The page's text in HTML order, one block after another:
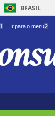
BRASIL
1 Ir para o menu2